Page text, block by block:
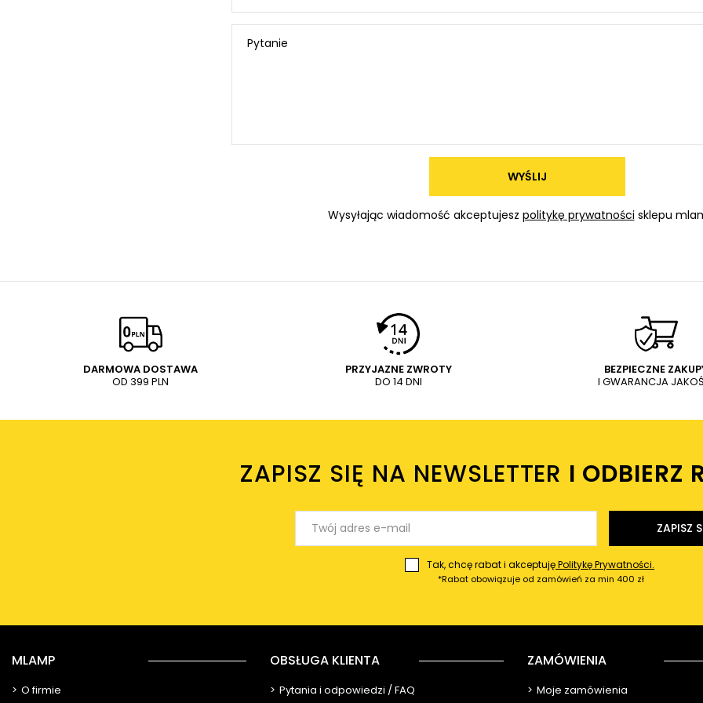
Pytanie
WYŚLIJ
Wysyłając wiadomość akceptujesz politykę prywatności sklepu
DARMOWA DOSTAWA
OD 399 PLN
PRZYJAZNE ZWROTY
DO 14 DNI
BEZPIECZNE
I GWARANCJA
ZAPISZ SIĘ NA NEWSLETTER I ODBIERZ
ZAPISZ
Tak, chcę rabat i akceptujęPolitykę Prywatności.
*Rabat obowiązuje od zamówień za min 400 zł
MLAMP
O firmie
OBSŁUGA KLIENTA
Pytania i odpowiedzi / FAQ
ZAMÓWIENIA
Moje zamówienia